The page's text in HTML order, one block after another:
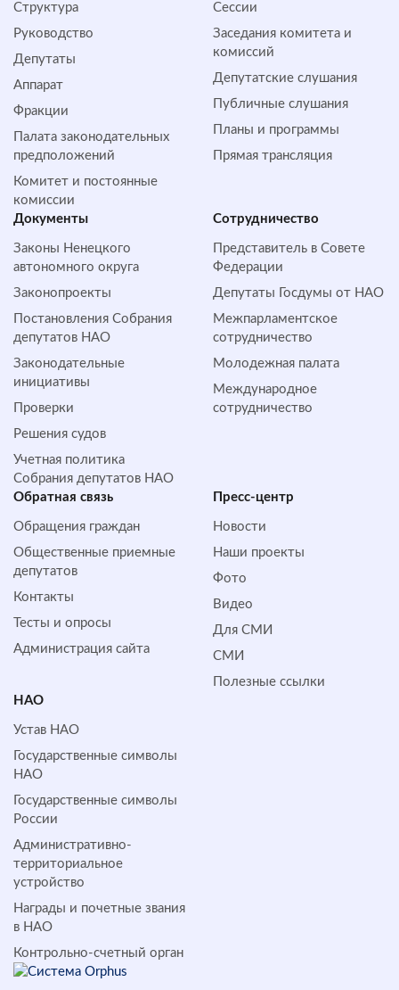
Структура
Руководство
Депутаты
Аппарат
Фракции
Палата законодательных
предположений
Комитет и постоянные
комиссии
Сессии
Заседания комитета и
комиссий
Депутатские слушания
Публичные слушания
Планы и программы
Прямая трансляция
Документы
Законы Ненецкого
автономного округа
Законопроекты
Постановления Собрания
депутатов НАО
Законодательные
инициативы
Проверки
Решения судов
Учетная политика
Собрания депутатов НАО
Сотрудничество
Представитель в Совете
Федерации
Депутаты Госдумы от НАО
Межпарламентское
сотрудничество
Молодежная палата
Международное
сотрудничество
Обратная cвязь
Обращения граждан
Общественные приемные
депутатов
Контакты
Тесты и опросы
Администрация сайта
Пресс-центр
Новости
Наши проекты
Фото
Видео
Для СМИ
СМИ
Полезные ссылки
НАО
Устав НАО
Государственные символы
НАО
Государственные символы
России
Административно-
территориальное
устройство
Награды и почетные звания
в НАО
Контрольно-счетный орган